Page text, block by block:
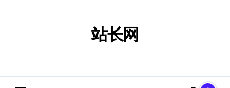
站长网